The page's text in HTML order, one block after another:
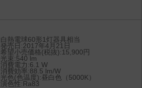
白熱電球60形1灯器具相当
発売日:2017年4月21日
希望小売価格(税抜):15,900円
光束:540 lm
消費電力:6.1 W
消費効率:88.5 lm/W
光色(色温度):昼白色（5000K）
演色性:Ra83